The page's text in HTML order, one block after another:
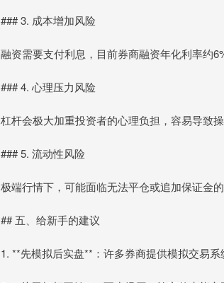
### 3. 成本增加风险
融资需要支付利息，目前券商融资年化利率约
### 4. 心理压力风险
杠杆会极大加重投资者的心理负担，容易导致
### 5. 流动性风险
极端行情下，可能面临无法平仓或追加保证金
## 五、给新手的建议
1. **先模拟后实盘**：许多券商提供模拟交易